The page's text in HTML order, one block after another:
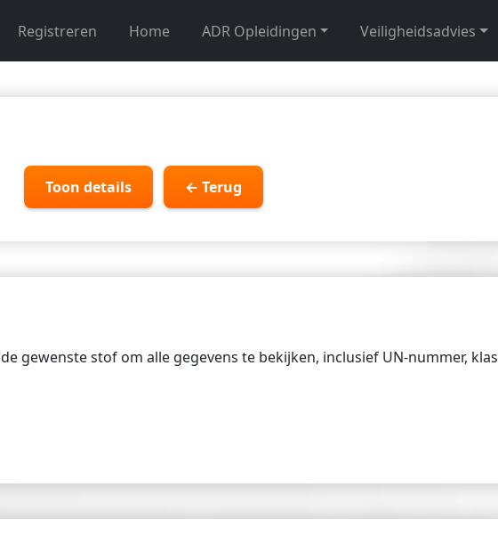
Registreren Home ADR Opleidingen Veiligheidsadvies
Toon details ← Terug
gewenste stof om alle gegevens te bekijken, inclusief UN-nummer,